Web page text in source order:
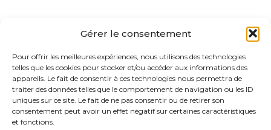
Gérer le consentement
Pour offrir les meilleures expériences, nous utilisons des technologies
telles que les cookies pour stocker et/ou accéder aux informations des
appareils. Le fait de consentir à ces technologies nous permettra de
traiter des données telles que le comportement de navigation ou les ID
uniques sur ce site. Le fait de ne pas consentir ou de retirer son
consentement peut avoir un effet négatif sur certaines caractéristiques
et fonctions.
Commentaires récents
Aucun commentaire à afficher.